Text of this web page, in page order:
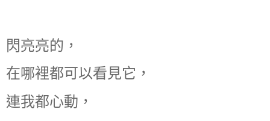
閃亮亮的，
在哪裡都可以看見它，
連我都心動，